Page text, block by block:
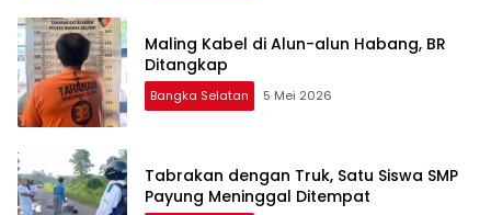
Maling Kabel di Alun-alun Habang, BR
Ditangkap
Bangka Selatan 5 Mei 2026
Tabrakan dengan Truk, Satu Siswa SMP
Payung Meninggal Ditempat